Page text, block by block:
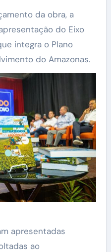
da obra, a
do Eixo
integra o Plano
do Amazonas.
apresentadas
ao